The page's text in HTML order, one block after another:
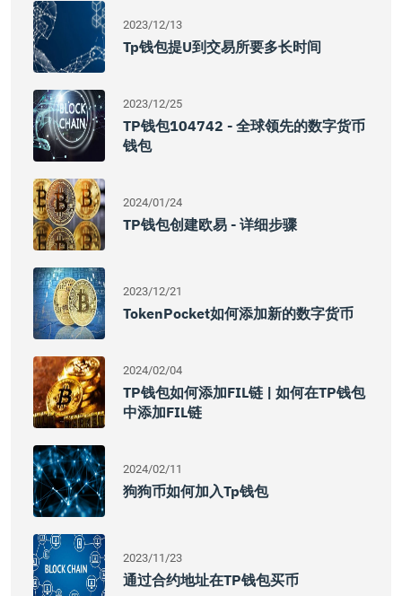
2023/12/13
Tp钱包提u到交易所要多长时间
2023/12/25
TP钱包104742 - 全球领先的数字货币
钱包
2024/01/24
TP钱包创建欧易 - 详细步骤
2023/12/21
TokenPocket如何添加新的数字货币
2024/02/04
TP钱包如何添加FIL链 | 如何在TP钱包
中添加FIL链
2024/02/11
狗狗币如何加入tp钱包
2023/11/23
通过合约地址在TP钱包买币